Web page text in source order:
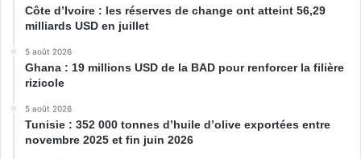
Côte d’Ivoire : les réserves de change ont atteint 56,29
milliards USD en juillet
5 août 2026
Ghana : 19 millions USD de la BAD pour renforcer la filière
rizicole
5 août 2026
Tunisie : 352 000 tonnes d’huile d’olive exportées entre
novembre 2025 et fin juin 2026